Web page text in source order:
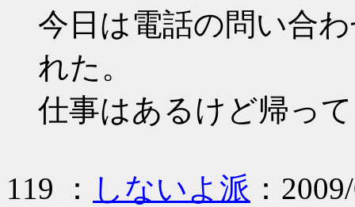
今日は電話の問い合
れた。
仕事はあるけど帰っ
119 ： しないよ派 ：